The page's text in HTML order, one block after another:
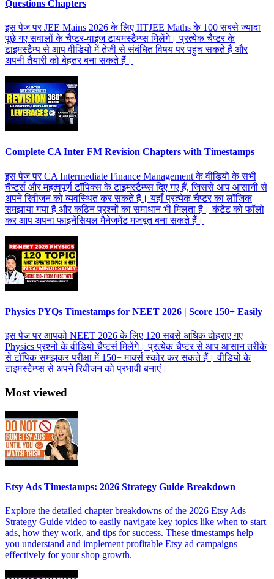
Questions Chapters
इस पेज पर JEE Mains 2026 के लिए IITJEE Maths के 100 सबसे ज्यादा
पूछे गए सवालों के चैप्टर-वाइज टायमस्टैम्प्स मिलेंगे। प्रत्येक चैप्टर के
टाइमस्टैम्प से आप वीडियो में तेजी से संबंधित विषय पर पहुंच सकते हैं और
अपनी तैयारी को बेहतर बना सकते हैं।
Complete CA Inter FM Revision Chapters with Timestamps
इस पेज पर CA Intermediate Finance Management के वीडियो के सभी
चैप्टर्स और महत्वपूर्ण टॉपिक्स के टाइमस्टैम्प्स दिए गए हैं, जिससे आप आसानी से
अपने रिवीजन को व्यवस्थित कर सकते हैं। यहाँ प्रत्येक चैप्टर का लॉजिक
समझाया गया है और कठिन प्रश्नों का समाधान भी मिलता है। कंटेंट को फॉलो
कर आप अपना फाइनेंसियल मैनेजमेंट मजबूत बना सकते हैं।
Physics PYQs Timestamps for NEET 2026 | Score 150+ Easily
इस पेज पर आपको NEET 2026 के लिए 120 सबसे अधिक दोहराए गए
Physics प्रश्नों के वीडियो चैप्टर्स मिलेंगे। प्रत्येक चैप्टर से आप आसान तरीके
से टॉपिक समझकर परीक्षा में 150+ मार्क्स स्कोर कर सकते हैं। वीडियो के
टाइमस्टैम्प्स से अपने रिवीजन को प्रभावी बनाएं।
Most viewed
Etsy Ads Timestamps: 2026 Strategy Guide Breakdown
Explore the detailed chapter breakdowns of the 2026 Etsy Ads
Strategy Guide video to easily navigate key topics like when to start
ads, how they work, and tips for success. These timestamps help
you understand and implement profitable Etsy ad campaigns
effectively for your shop growth.